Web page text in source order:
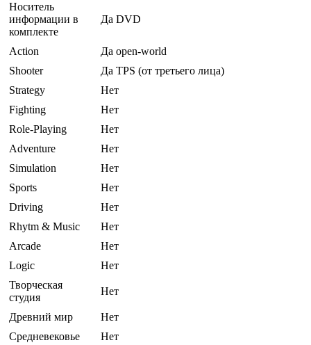
Носитель
информации в
комплекте
Да DVD
Action
Да open-world
Shooter
Да TPS (от третьего лица)
Strategy
Нет
Fighting
Нет
Role-Playing
Нет
Adventure
Нет
Simulation
Нет
Sports
Нет
Driving
Нет
Rhytm & Music
Нет
Arcade
Нет
Logic
Нет
Творческая
студия
Нет
Древний мир
Нет
Средневековье
Нет